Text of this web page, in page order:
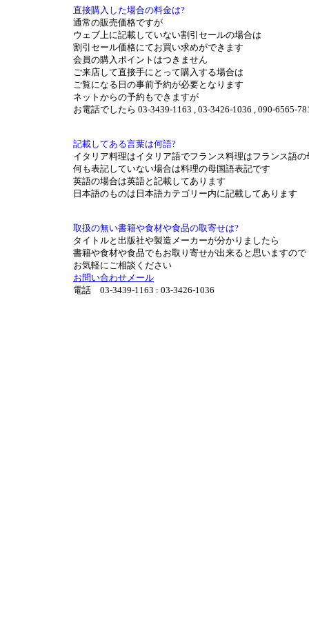
直接購入した場合の料金は?
通常の販売価格ですが
ウェブ上に記載していない割引セールの場合は
割引セール価格にてお買い求めができます
会員の購入ポイントはつきません
ご来店して直接手にとって購入する場合は
ご覧になる日の事前予約が必要となります
ネットからの予約もできますが
お電話でしたら 03-3439-1163 , 03-3426-1036 , 090-6565-
記載してある言葉は何語?
イタリア料理はイタリア語でフランス料理はフランス語
何も表記していない場合は料理の母国語表記です
英語の場合は英語と記載してあります
日本語のものは日本語カテゴリー内に記載してあります
取扱の無い書籍や食材や食品の取寄せは?
タイトルと出版社や製造メーカーが分かりましたら
書籍や食材や食品でもお取り寄せが出来ると思いますので
お気軽にご相談ください
お問い合わせメール
電話 03-3439-1163 : 03-3426-1036